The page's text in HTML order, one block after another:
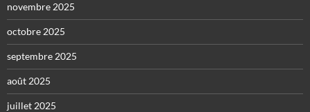
novembre 2025
octobre 2025
septembre 2025
août 2025
juillet 2025